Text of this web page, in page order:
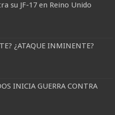
su JF-17 en Reino Unido
¿ATAQUE INMINENTE?
INICIA GUERRA CONTRA